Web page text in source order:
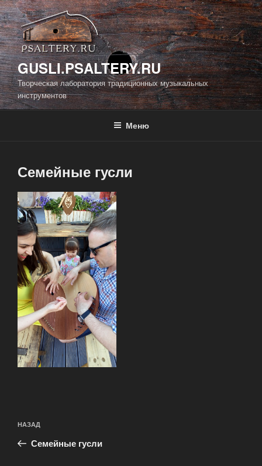
Перейти
к
содержимому
GUSLI.PSALTERY.RU
Творческая лаборатория традиционных музыкальных
инструментов
Меню
Семейные гусли
по
записям
Предыдущая
запись:
НАЗАД
Семейные гусли